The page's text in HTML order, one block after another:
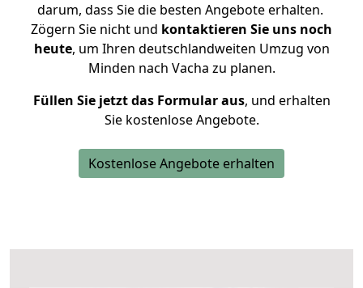
darum, dass Sie die besten Angebote erhalten.
Zögern Sie nicht und kontaktieren Sie uns noch
heute, um Ihren deutschlandweiten Umzug von
Minden nach Vacha zu planen.
Füllen Sie jetzt das Formular aus, und erhalten
Sie kostenlose Angebote.
Kostenlose Angebote erhalten